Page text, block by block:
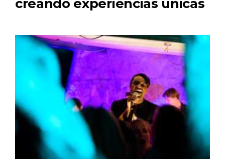
creando experiencias únicas